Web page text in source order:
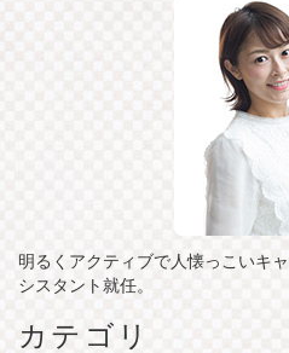
明るくアクティブで人懐っこいキ
シスタント就任。
カテゴリ